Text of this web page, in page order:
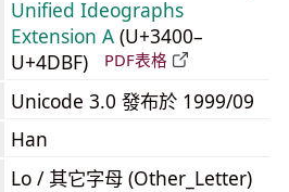
Unified Ideographs
Extension A (U+3400–
U+4DBF)
PDF表格
Unicode 3.0 發布於 1999/09
Han
Lo / 其它字母 (Other_Letter)